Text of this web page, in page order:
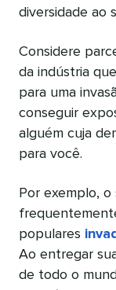
diversidade ao
Considere
da indústria
para uma
conseguir
alguém cuja
para você.
Por exemplo,
populares
Ao entregar
de todo o